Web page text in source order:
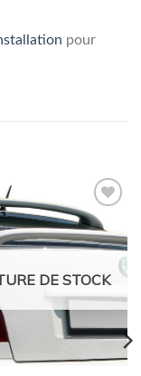
pour
Ajouter
à la
wishlist
DE STOCK